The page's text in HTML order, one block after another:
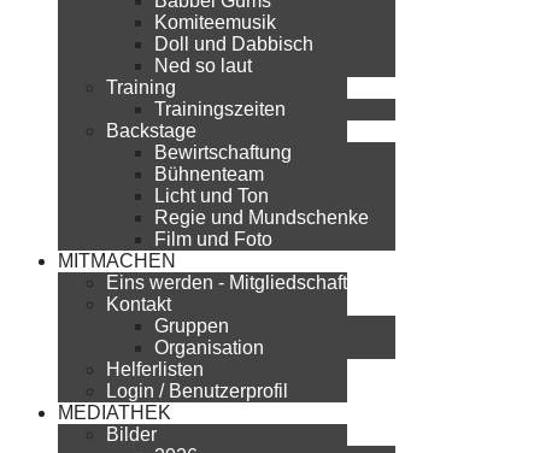
Komiteemusik
Doll und Dabbisch
Ned so laut
Training
Trainingszeiten
Backstage
Bewirtschaftung
Bühnenteam
Licht und Ton
Regie und Mundschenke
Film und Foto
MITMACHEN
Eins werden - Mitgliedschaft
Kontakt
Gruppen
Organisation
Helferlisten
Login / Benutzerprofil
MEDIATHEK
Bilder